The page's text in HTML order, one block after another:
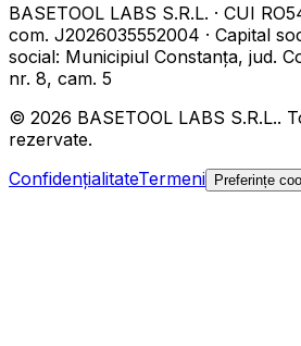
BASETOOL LABS S.R.L. · CUI
com. J2026035552004 · Capital
social: Municipiul Constanța, jud.
nr. 8, cam. 5
© 2026 BASETOOL LABS S.R.L..
rezervate.
ConfidențialitateTermeni Preferințe